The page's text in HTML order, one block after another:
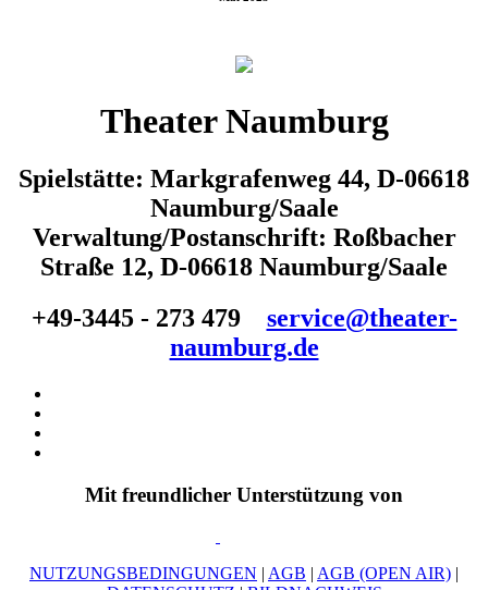
Theater Naumburg
Spielstätte: Markgrafenweg 44, D-06618
Naumburg/Saale
Verwaltung/Postanschrift: Roßbacher
Straße 12, D-06618 Naumburg/Saale
+49-3445 - 273 479
service@theater-
naumburg.de
Mit freundlicher Unterstützung von
NUTZUNGSBEDINGUNGEN | AGB | AGB (OPEN AIR) |